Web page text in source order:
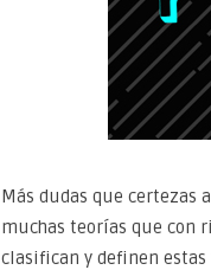
Más dudas que certezas
muchas teorías que con
clasifican y definen